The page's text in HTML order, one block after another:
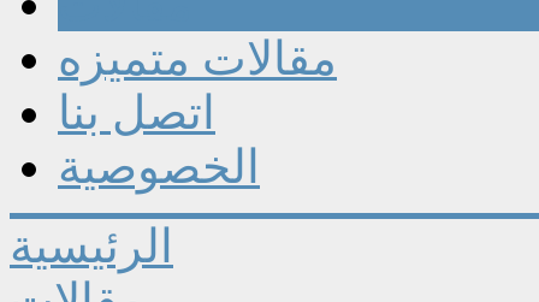
مقالات متميزه
اتصل بنا
الخصوصية
الرئيسية